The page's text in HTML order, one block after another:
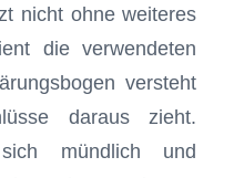
nicht ohne weiteres
die verwendeten
versteht
daraus zieht.
mündlich und